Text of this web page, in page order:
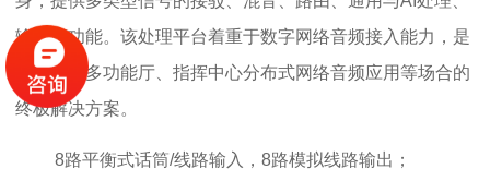
输出等功能。该处理平台着重于数字网络音频接入能力，是
会议室、多功能厅、指挥中心分布式网络音频应用等场合的
终极解决方案。
8路平衡式话筒/线路输入，8路模拟线路输出；